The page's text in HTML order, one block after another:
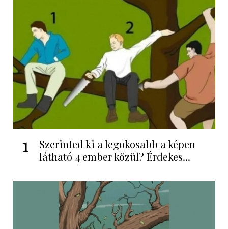
1
Szerinted ki a legokosabb a képen
látható 4 ember közül? Érdekes...